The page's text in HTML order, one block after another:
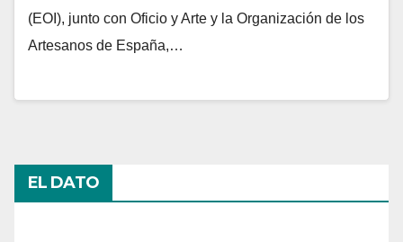
(EOI), junto con Oficio y Arte y la Organización de los
Artesanos de España,…
EL DATO